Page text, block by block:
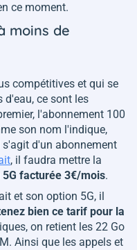
ce moment.
moins de
compétitives et qui se
d'eau, ce sont les
l'abonnement 100
son nom l'indique,
d'un abonnement
, il faudra mettre la
5G facturée 3€/mois.
et son option 5G, il
bien ce tarif pour la
on retient les 22 Go
Ainsi que les appels et